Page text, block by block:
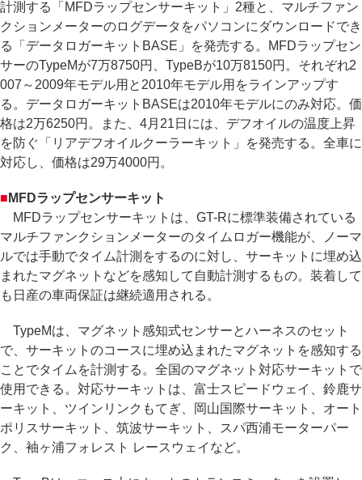
計測する「MFDラップセンサーキット」2種と、マルチファン
クションメーターのログデータをパソコンにダウンロードでき
る「データロガーキットBASE」を発売する。MFDラップセン
サーのTypeMが7万8750円、TypeBが10万8150円。それぞれ2
007～2009年モデル用と2010年モデル用をラインアップす
る。データロガーキットBASEは2010年モデルにのみ対応。価
格は2万6250円。また、4月21日には、デフオイルの温度上昇
を防ぐ「リアデフオイルクーラーキット」を発売する。全車に
対応し、価格は29万4000円。
■ MFDラップセンサーキット
MFDラップセンサーキットは、GT-Rに標準装備されている
マルチファンクションメーターのタイムロガー機能が、ノーマ
ルでは手動でタイム計測をするのに対し、サーキットに埋め込
まれたマグネットなどを感知して自動計測するもの。装着して
も日産の車両保証は継続適用される。
TypeMは、マグネット感知式センサーとハーネスのセット
で、サーキットのコースに埋め込まれたマグネットを感知する
ことでタイムを計測する。全国のマグネット対応サーキットで
使用できる。対応サーキットは、富士スピードウェイ、鈴鹿サ
ーキット、ツインリンクもてぎ、岡山国際サーキット、オート
ポリスサーキット、筑波サーキット、スパ西浦モーターパー
ク、袖ヶ浦フォレスト レースウェイなど。